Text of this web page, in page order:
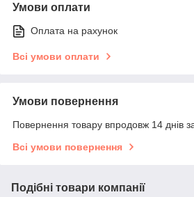
Умови оплати
Оплата на рахунок
Всі умови оплати
Умови повернення
Повернення товару впродовж 14 днів
Всі умови повернення
Подібні товари компанії